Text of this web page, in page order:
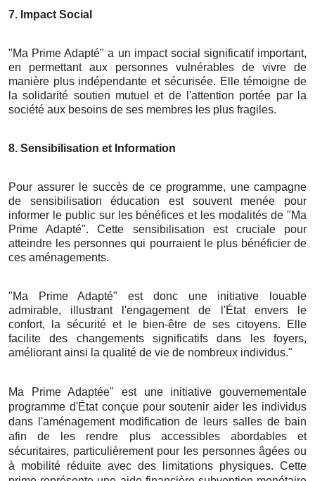
7. Impact Social
"Ma Prime Adapté" a un impact social significatif important,
en permettant aux personnes vulnérables de vivre de
manière plus indépendante et sécurisée. Elle témoigne de
la solidarité soutien mutuel et de l'attention portée par la
société aux besoins de ses membres les plus fragiles.
8. Sensibilisation et Information
Pour assurer le succès de ce programme, une campagne
de sensibilisation éducation est souvent menée pour
informer le public sur les bénéfices et les modalités de "Ma
Prime Adapté". Cette sensibilisation est cruciale pour
atteindre les personnes qui pourraient le plus bénéficier de
ces aménagements.
"Ma Prime Adapté" est donc une initiative louable
admirable, illustrant l'engagement de l'État envers le
confort, la sécurité et le bien-être de ses citoyens. Elle
facilite des changements significatifs dans les foyers,
améliorant ainsi la qualité de vie de nombreux individus."
Ma Prime Adaptée" est une initiative gouvernementale
programme d'État conçue pour soutenir aider les individus
dans l'aménagement modification de leurs salles de bain
afin de les rendre plus accessibles abordables et
sécuritaires, particulièrement pour les personnes âgées ou
à mobilité réduite avec des limitations physiques. Cette